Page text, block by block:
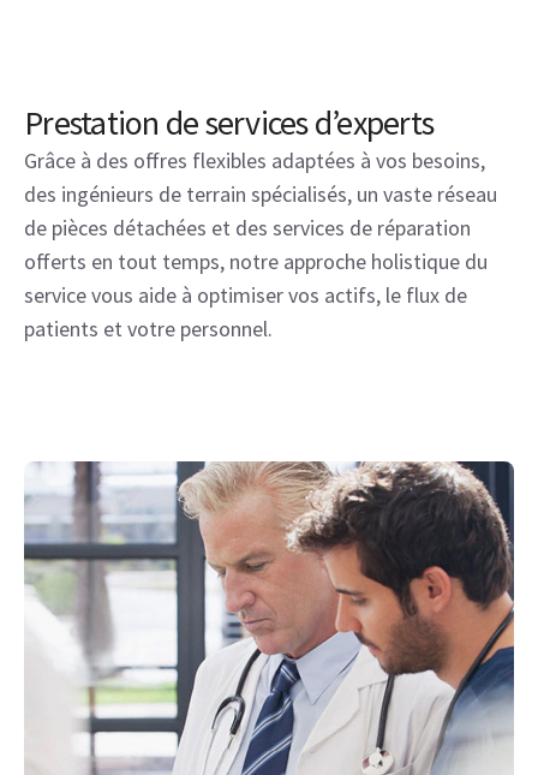
Prestation de services d’experts
Grâce à des offres flexibles adaptées à vos besoins,
des ingénieurs de terrain spécialisés, un vaste réseau
de pièces détachées et des services de réparation
offerts en tout temps, notre approche holistique du
service vous aide à optimiser vos actifs, le flux de
patients et votre personnel.